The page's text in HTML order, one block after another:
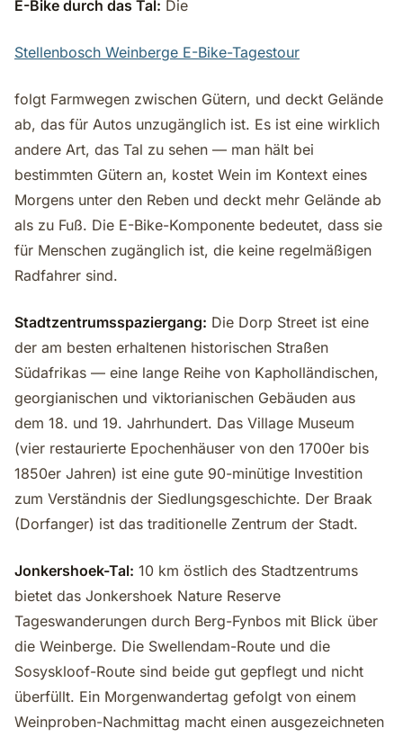
E-Bike durch das Tal: Die
Stellenbosch Weinberge E-Bike-Tagestour
folgt Farmwegen zwischen Gütern, und deckt Gelände
ab, das für Autos unzugänglich ist. Es ist eine wirklich
andere Art, das Tal zu sehen — man hält bei
bestimmten Gütern an, kostet Wein im Kontext eines
Morgens unter den Reben und deckt mehr Gelände ab
als zu Fuß. Die E-Bike-Komponente bedeutet, dass sie
für Menschen zugänglich ist, die keine regelmäßigen
Radfahrer sind.
Stadtzentrumsspaziergang: Die Dorp Street ist eine
der am besten erhaltenen historischen Straßen
Südafrikas — eine lange Reihe von Kapholländischen,
georgianischen und viktorianischen Gebäuden aus
dem 18. und 19. Jahrhundert. Das Village Museum
(vier restaurierte Epochenhäuser von den 1700er bis
1850er Jahren) ist eine gute 90-minütige Investition
zum Verständnis der Siedlungsgeschichte. Der Braak
(Dorfanger) ist das traditionelle Zentrum der Stadt.
Jonkershoek-Tal: 10 km östlich des Stadtzentrums
bietet das Jonkershoek Nature Reserve
Tageswanderungen durch Berg-Fynbos mit Blick über
die Weinberge. Die Swellendam-Route und die
Sosyskloof-Route sind beide gut gepflegt und nicht
überfüllt. Ein Morgenwandertag gefolgt von einem
Weinproben-Nachmittag macht einen ausgezeichneten